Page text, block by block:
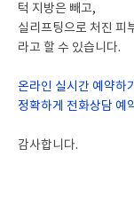
턱 지방은 빼고,
실리프팅으로 처진 피
라고 할 수 있습니다.
온라인 실시간 예약하
정확하게 전화상담 예
감사합니다.